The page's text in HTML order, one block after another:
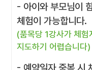
- 아이와 부모님이
체험이 가능합니다.
(품목당 1강사가 체
지도하기 어렵습니다)
- 예약일자 중복 시